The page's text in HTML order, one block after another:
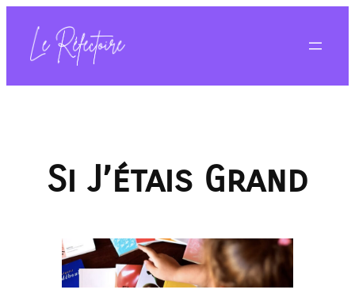
contenu
Si J’étais Grand